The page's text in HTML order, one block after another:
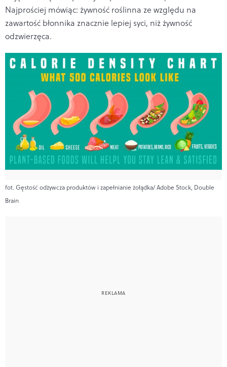
Najprościej mówiąc: żywność roślinna ze względu na
zawartość błonnika znacznie lepiej syci, niż żywność
odzwierzęca.
fot. Gęstość odżywcza produktów i zapełnianie żołądka/ Adobe Stock, Double
Brain